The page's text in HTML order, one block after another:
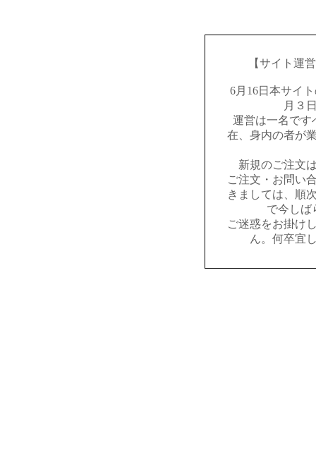
【サイト運
6月16日本サイ
月３
運営は一名です
在、身内の者が
新規のご注文
ご注文・お問い
きましては、順
で今しば
ご迷惑をお掛け
ん。何卒宜